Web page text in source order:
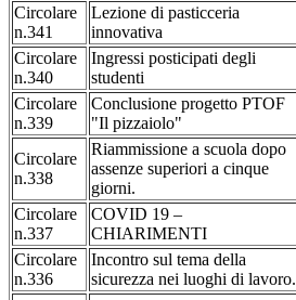
Circolare
n.341
Lezione di pasticceria
innovativa
Circolare
n.340
Ingressi posticipati degli
studenti
Circolare
n.339
Conclusione progetto PTOF
"Il pizzaiolo"
Circolare
n.338
Riammissione a scuola dopo
assenze superiori a cinque
giorni.
Circolare
n.337
COVID 19 –
CHIARIMENTI
Circolare
n.336
Incontro sul tema della
sicurezza nei luoghi di lavoro.